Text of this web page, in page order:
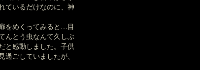
ているだけなのに、神
をめくってみると…目
んとう虫なんて久しぶ
と感動しました。子供
ごしていましたが、